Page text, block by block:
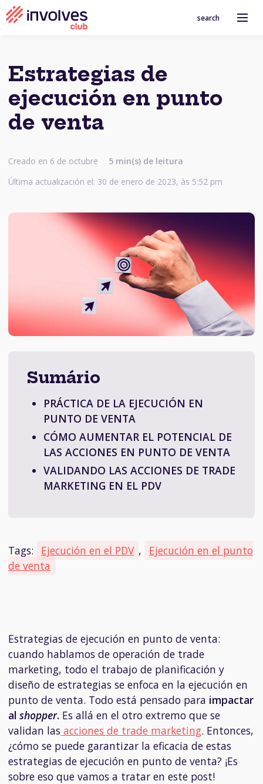
search
Estrategias de
ejecución en punto
de venta
Creado en 6 de octubre 5 min(s) de leitura
Última actualización el: 30 de enero de 2023, às 5:52 pm
Sumário
PRÁCTICA DE LA EJECUCIÓN EN
PUNTO DE VENTA
CÓMO AUMENTAR EL POTENCIAL DE
LAS ACCIONES EN PUNTO DE VENTA
VALIDANDO LAS ACCIONES DE TRADE
MARKETING EN EL PDV
Tags: Ejecución en el PDV ,
Ejecución en el punto
de venta
Estrategias de ejecución en punto de venta:
cuando hablamos de operación de trade
marketing, todo el trabajo de planificación y
diseño de estrategias se enfoca en la ejecución en
punto de venta. Todo está pensado para impactar
al shopper. Es allá en el otro extremo que se
validan las acciones de trade marketing. Entonces,
¿cómo se puede garantizar la eficacia de estas
estrategias de ejecución en punto de venta? ¡Es
sobre eso que vamos a tratar en este post!